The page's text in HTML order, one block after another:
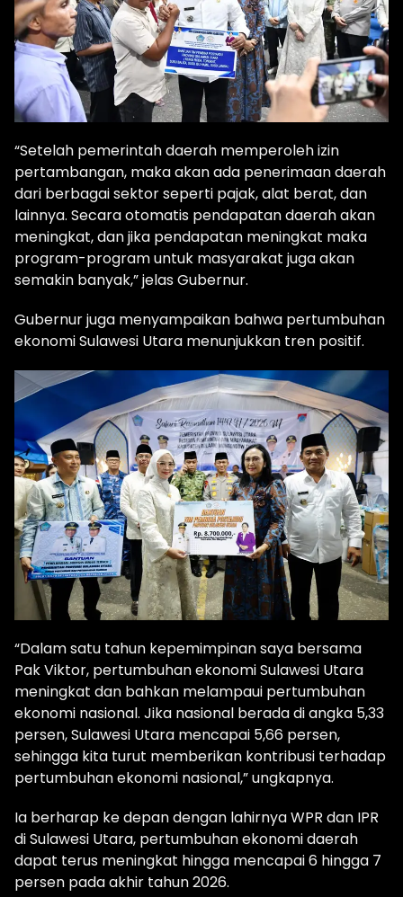
“Setelah pemerintah daerah memperoleh izin
pertambangan, maka akan ada penerimaan daerah
dari berbagai sektor seperti pajak, alat berat, dan
lainnya. Secara otomatis pendapatan daerah akan
meningkat, dan jika pendapatan meningkat maka
program-program untuk masyarakat juga akan
semakin banyak,” jelas Gubernur.
Gubernur juga menyampaikan bahwa pertumbuhan
ekonomi Sulawesi Utara menunjukkan tren positif.
“Dalam satu tahun kepemimpinan saya bersama
Pak Viktor, pertumbuhan ekonomi Sulawesi Utara
meningkat dan bahkan melampaui pertumbuhan
ekonomi nasional. Jika nasional berada di angka 5,33
persen, Sulawesi Utara mencapai 5,66 persen,
sehingga kita turut memberikan kontribusi terhadap
pertumbuhan ekonomi nasional,” ungkapnya.
Ia berharap ke depan dengan lahirnya WPR dan IPR
di Sulawesi Utara, pertumbuhan ekonomi daerah
dapat terus meningkat hingga mencapai 6 hingga 7
persen pada akhir tahun 2026.